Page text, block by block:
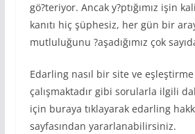
gö?teriyor. Ancak y?ptığımız işin
kanıtı hiç şüphesiz, her gün bir
mutluluğunu ?aşadığımız çok
Edarling nasıl bir site ve
çalışmaktadır gibi sorularla ilgili
için buraya tıklayarak edarling
sayfasından yararlanabilirsiniz.